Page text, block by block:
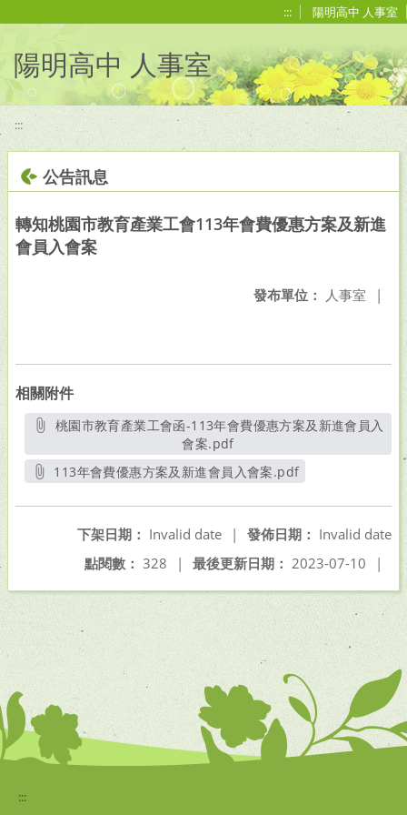
::: 陽明高中 人事室
陽明高中 人事室
:::
公告訊息
轉知桃園市教育產業工會113年會費優惠方案及新進
會員入會案
發布單位： 人事室 |
相關附件
會案.pdf另開新視窗
113年會費優惠方案及新進會員入會案.pdf
發佈日期： Invalid date
下架日期： Invalid date
|
最後更新日期： 2023-07-10 |
點閱數： 328 |
:::